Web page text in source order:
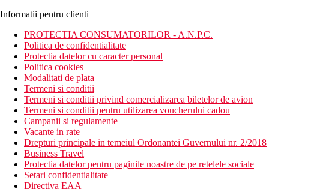
Informatii pentru clienti
PROTECTIA CONSUMATORILOR - A.N.P.C.
Politica de confidentialitate
Protectia datelor cu caracter personal
Politica cookies
Modalitati de plata
Termeni si conditii
Termeni si conditii privind comercializarea biletelor de avion
Termeni si conditii pentru utilizarea voucherului cadou
Campanii si regulamente
Vacante in rate
Drepturi principale in temeiul Ordonantei Guvernului nr. 2/2018
Business Travel
Protectia datelor pentru paginile noastre de pe retelele sociale
Setari confidentialitate
Directiva EAA